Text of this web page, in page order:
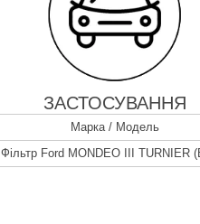
ЗАСТОСУВАННЯ
Марка / Модель
Фільтр Ford MONDEO III TURNIER